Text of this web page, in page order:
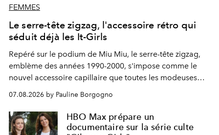
FEMMES
Le serre-tête zigzag, l'accessoire rétro qui
séduit déjà les It-Girls
Repéré sur le podium de Miu Miu, le serre-tête zigzag,
emblème des années 1990-2000, s'impose comme le
nouvel accessoire capillaire que toutes les modeuses
s'arrachent déjà.
07.08.2026 by Pauline Borgogno
HBO Max prépare un
documentaire sur la série culte